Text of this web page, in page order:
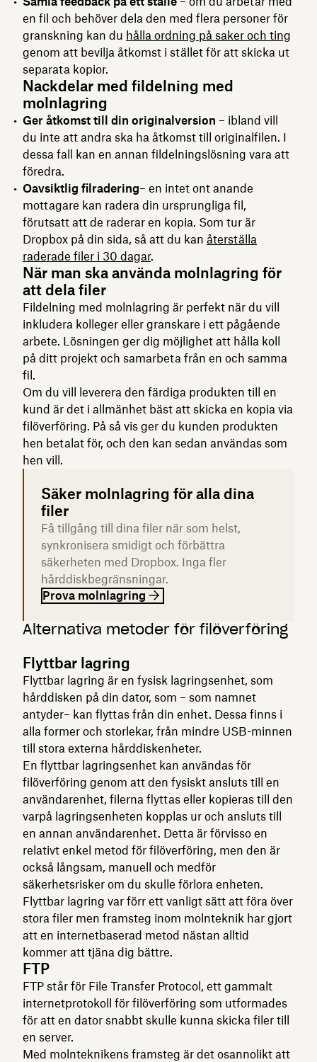
en fil och behöver dela den med flera personer för
granskning kan du hålla ordning på saker och ting
genom att bevilja åtkomst i stället för att skicka ut
separata kopior.
Nackdelar med fildelning med
molnlagring
Ger åtkomst till din originalversion – ibland vill
du inte att andra ska ha åtkomst till originalfilen. I
dessa fall kan en annan fildelningslösning vara att
föredra.
Oavsiktlig filradering– en intet ont anande
mottagare kan radera din ursprungliga fil,
förutsatt att de raderar en kopia. Som tur är
Dropbox på din sida, så att du kan återställa
raderade filer i 30 dagar.
När man ska använda molnlagring för
att dela filer
Fildelning med molnlagring är perfekt när du vill
inkludera kolleger eller granskare i ett pågående
arbete. Lösningen ger dig möjlighet att hålla koll
på ditt projekt och samarbeta från en och samma
fil.
Om du vill leverera den färdiga produkten till en
kund är det i allmänhet bäst att skicka en kopia via
filöverföring. På så vis ger du kunden produkten
hen betalat för, och den kan sedan användas som
hen vill.
Säker molnlagring för alla dina
filer
Få tillgång till dina filer när som helst,
synkronisera smidigt och förbättra
säkerheten med Dropbox. Inga fler
hårddiskbegränsningar.
Prova molnlagring
Alternativa metoder för filöverföring
Flyttbar lagring
Flyttbar lagring är en fysisk lagringsenhet, som
hårddisken på din dator, som – som namnet
antyder– kan flyttas från din enhet. Dessa finns i
alla former och storlekar, från mindre USB-minnen
till stora externa hårddiskenheter.
En flyttbar lagringsenhet kan användas för
filöverföring genom att den fysiskt ansluts till en
användarenhet, filerna flyttas eller kopieras till den
varpå lagringsenheten kopplas ur och ansluts till
en annan användarenhet. Detta är förvisso en
relativt enkel metod för filöverföring, men den är
också långsam, manuell och medför
säkerhetsrisker om du skulle förlora enheten.
Flyttbar lagring var förr ett vanligt sätt att föra över
stora filer men framsteg inom molnteknik har gjort
att en internetbaserad metod nästan alltid
kommer att tjäna dig bättre.
FTP
FTP står för File Transfer Protocol, ett gammalt
internetprotokoll för filöverföring som utformades
för att en dator snabbt skulle kunna skicka filer till
en server.
Med molnteknikens framsteg är det osannolikt att